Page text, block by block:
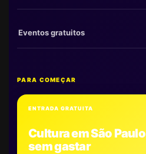
Eventos gratuitos
PARA COMEÇAR
ENTRADA GRATUITA
Cultura em São Paulo
sem gastar